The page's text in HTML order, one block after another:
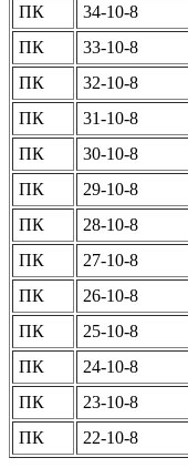
ПК
34-10-8
ПК
33-10-8
ПК
32-10-8
ПК
31-10-8
ПК
30-10-8
ПК
29-10-8
ПК
28-10-8
ПК
27-10-8
ПК
26-10-8
ПК
25-10-8
ПК
24-10-8
ПК
23-10-8
ПК
22-10-8